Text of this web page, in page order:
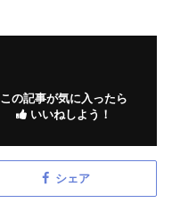
この記事が気に入ったら
いいねしよう！
シェア